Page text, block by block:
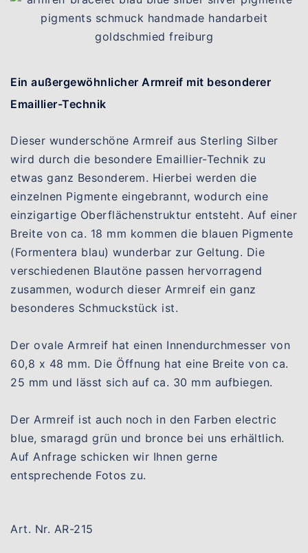
Ein außergewöhnlicher Armreif mit besonderer
Emaillier-Technik
Dieser wunderschöne Armreif aus Sterling Silber
wird durch die besondere Emaillier-Technik zu
etwas ganz Besonderem. Hierbei werden die
einzelnen Pigmente eingebrannt, wodurch eine
einzigartige Oberflächenstruktur entsteht. Auf einer
Breite von ca. 18 mm kommen die blauen Pigmente
(Formentera blau) wunderbar zur Geltung. Die
verschiedenen Blautöne passen hervorragend
zusammen, wodurch dieser Armreif ein ganz
besonderes Schmuckstück ist.
Der ovale Armreif hat einen Innendurchmesser von
60,8 x 48 mm. Die Öffnung hat eine Breite von ca.
25 mm und lässt sich auf ca. 30 mm aufbiegen.
Der Armreif ist auch noch in den Farben electric
blue, smaragd grün und bronce bei uns erhältlich.
Auf Anfrage schicken wir Ihnen gerne
entsprechende Fotos zu.
Art. Nr. AR-215